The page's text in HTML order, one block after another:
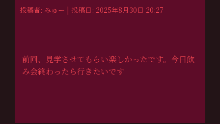
投稿者: みゅー | 投稿日: 2025年8月30日 20:27
前回、見学させてもらい楽しかったです。今日飲
み会終わったら行きたいです